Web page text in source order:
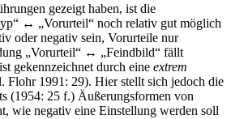
gezeigt haben, ist die
↔ „Vorurteil“ noch relativ gut möglich
oder negativ sein, Vorurteile nur
„Vorurteil“ ↔ „Feindbild“ fällt
gekennzeichnet durch eine extrem
Flohr 1991: 29). Hier stellt sich jedoch die
(1954: 25 f.) Äußerungsformen von
wie negativ eine Einstellung werden soll